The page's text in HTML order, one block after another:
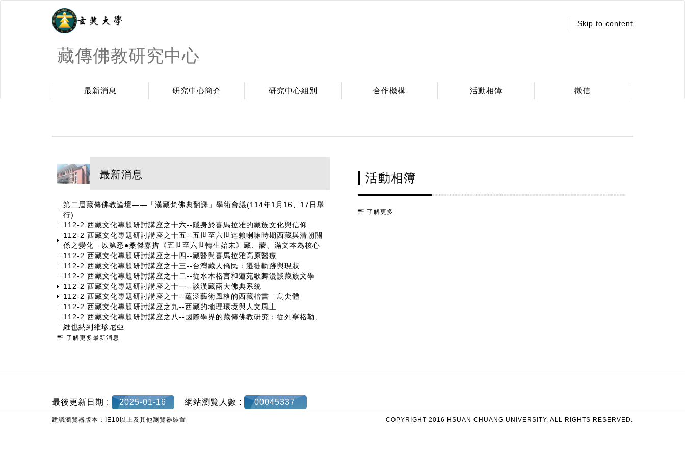
藏傳佛教研究中心
Skip to content
最新消息 研究中心簡介 研究中心組別 合作機構 活動相簿 徵信
最新消息
第二屆藏傳佛教論壇——「漢藏梵佛典翻譯」學術會議(114年1月16、17日舉
行)
112-2 西藏文化專題研討講座之十六--隱身於喜馬拉雅的藏族文化與信仰
112-2 西藏文化專題研討講座之十五--五世至六世達賴喇嘛時期西藏與清朝關
係之變化—以第悉●桑傑嘉措《五世至六世轉生始末》藏、蒙、滿文本為核心
112-2 西藏文化專題研討講座之十四--藏醫與喜馬拉雅高原醫療
112-2 西藏文化專題研討講座之十三--台灣藏人僑民：遷徙軌跡與現狀
112-2 西藏文化專題研討講座之十二--從水木格言和蓮苑歌舞漫談藏族文學
112-2 西藏文化專題研討講座之十一--談漢藏兩大佛典系統
112-2 西藏文化專題研討講座之十--蘊涵藝術風格的西藏楷書—烏尖體
112-2 西藏文化專題研討講座之九--西藏的地理環境與人文風土
112-2 西藏文化專題研討講座之八--國際學界的藏傳佛教研究：從列寧格勒、
維也納到維珍尼亞
了解更多最新消息
活動相簿
了解更多
最後更新日期 : 2025-01-16 網站瀏覽人數 : 00045337
建議瀏覽器版本：IE10以上及其他瀏覽器裝置 COPYRIGHT 2016 HSUAN CHUANG UNIVERSITY. ALL RIGHTS RESERVED.